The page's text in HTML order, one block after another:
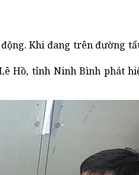
Khi đang trên đường
Hồ, tỉnh Ninh Bình phát